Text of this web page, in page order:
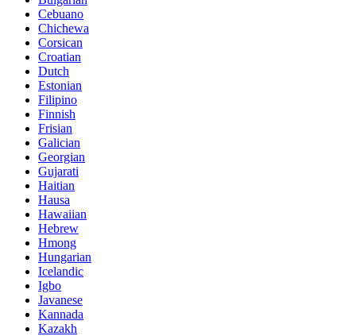
Cebuano
Chichewa
Corsican
Croatian
Dutch
Estonian
Filipino
Finnish
Frisian
Galician
Georgian
Gujarati
Haitian
Hausa
Hawaiian
Hebrew
Hmong
Hungarian
Icelandic
Igbo
Javanese
Kannada
Kazakh